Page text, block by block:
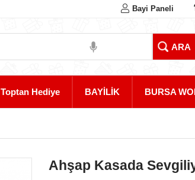
Bayi Paneli
Toptan Hediye BAYİLİK BURSA
Ahşap Kasada